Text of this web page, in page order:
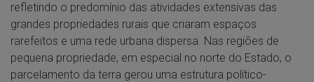
refletindo o predomínio das atividades extensivas das
grandes propriedades rurais que criaram espaços
rarefeitos e uma rede urbana dispersa. Nas regiões de
pequena propriedade, em especial no norte do Estado, o
parcelamento da terra gerou uma estrutura político-